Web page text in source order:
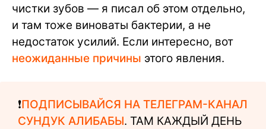
чистки зубов — я писал об этом отдельно,
и там тоже виноваты бактерии, а не
недостаток усилий. Если интересно, вот
неожиданные причины этого явления.
❗️ПОДПИСЫВАЙСЯ НА ТЕЛЕГРАМ-КАНАЛ
СУНДУК АЛИБАБЫ. ТАМ КАЖДЫЙ ДЕНЬ